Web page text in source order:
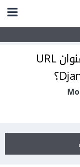
كيفية الحصول على عنوان URL